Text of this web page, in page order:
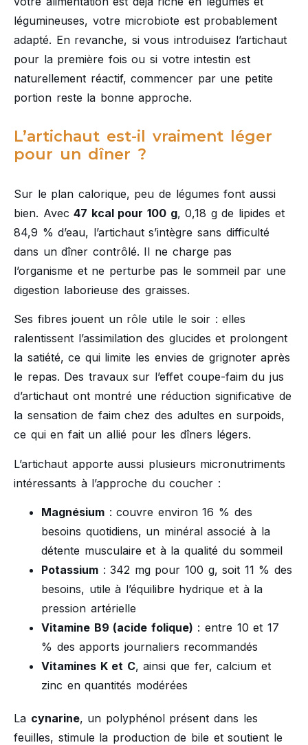
légumineuses, votre microbiote est probablement
adapté. En revanche, si vous introduisez l’artichaut
pour la première fois ou si votre intestin est
naturellement réactif, commencer par une petite
portion reste la bonne approche.
L’artichaut est-il vraiment léger
pour un dîner ?
Sur le plan calorique, peu de légumes font aussi
bien. Avec47 kcal pour 100 g, 0,18 g de lipides et
84,9 % d’eau, l’artichaut s’intègre sans difficulté
dans un dîner contrôlé. Il ne charge pas
l’organisme et ne perturbe pas le sommeil par une
digestion laborieuse des graisses.
Ses fibres jouent un rôle utile le soir : elles
ralentissent l’assimilation des glucides et prolongent
la satiété, ce qui limite les envies de grignoter après
le repas. Des travaux sur l’effet coupe-faim du jus
d’artichaut ont montré une réduction significative de
la sensation de faim chez des adultes en surpoids,
ce qui en fait un allié pour les dîners légers.
L’artichaut apporte aussi plusieurs micronutriments
intéressants à l’approche du coucher :
Magnésium : couvre environ 16 % des
besoins quotidiens, un minéral associé à la
détente musculaire et à la qualité du sommeil
Potassium : 342 mg pour 100 g, soit 11 % des
besoins, utile à l’équilibre hydrique et à la
pression artérielle
Vitamine B9 (acide folique) : entre 10 et 17
% des apports journaliers recommandés
Vitamines K et C, ainsi que fer, calcium et
zinc en quantités modérées
La cynarine, un polyphénol présent dans les
feuilles, stimule la production de bile et soutient le